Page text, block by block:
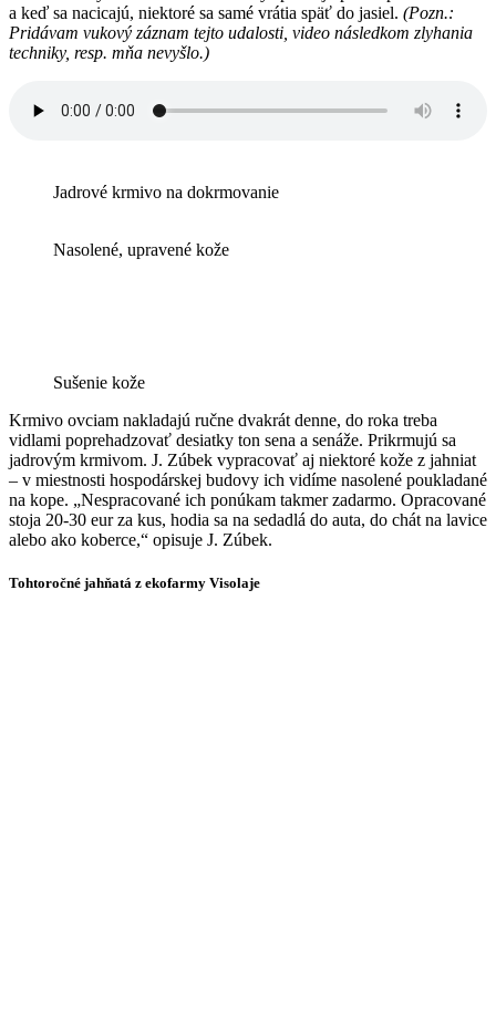
a keď sa nacicajú, niektoré sa samé vrátia späť do jasiel. (Pozn.:
Pridávam vukový záznam tejto udalosti, video následkom zlyhania
techniky, resp. mňa nevyšlo.)
Jadrové krmivo na dokrmovanie
Nasolené, upravené kože
Sušenie kože
Krmivo ovciam nakladajú ručne dvakrát denne, do roka treba
vidlami poprehadzovať desiatky ton sena a senáže. Prikrmujú sa
jadrovým krmivom. J. Zúbek vypracovať aj niektoré kože z jahniat
– v miestnosti hospodárskej budovy ich vidíme nasolené poukladané
na kope. „Nespracované ich ponúkam takmer zadarmo. Opracované
stoja 20-30 eur za kus, hodia sa na sedadlá do auta, do chát na lavice
alebo ako koberce,“ opisuje J. Zúbek.
Tohtoročné jahňatá z ekofarmy Visolaje